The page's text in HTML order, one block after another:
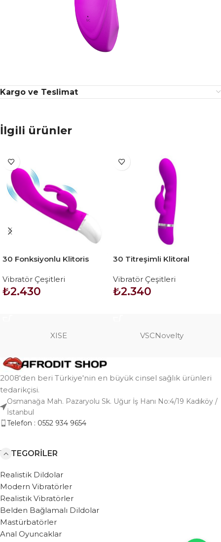
Kargo ve Teslimat
İlgili ürünler
30 Fonksiyonlu Klitoris
Vibratör – Freda
Vibratör Çeşitleri
₺2.430
30 Titreşimli Klitoral
Teknolojik Vibratör – Hilda
Vibratör Çeşitleri
₺2.340
XISE VSCNovelty
2008'den beri Türkiye'nin en büyük cinsel sağlık ürünleri
tedarikçisi.
Osmanağa Mah. Pazaryolu Sk. Uğur İş Hanı No:4/19 Kadıköy /
İstanbul
Telefon : 0552 934 9654
KATEGORILER
Realistik Dildolar
Modern Vibratörler
Realistik Vibratörler
Belden Bağlamalı Dildolar
Mastürbatörler
Anal Oyuncaklar